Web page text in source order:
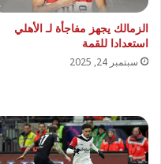
الزمالك يجهز مفاجأة لـ الأهلي
استعدادا للقمة
سبتمبر 24, 2025